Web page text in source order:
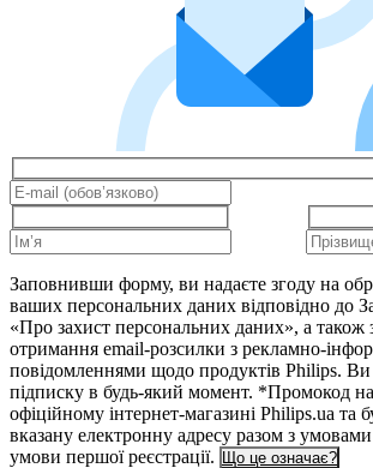
Заповнивши форму, ви надаєте згоду на
ваших персональних даних відповідно до
«Про захист персональних даних», а також
отримання email-розсилки з рекламно-
повідомленнями щодо продуктів Philips. Ви
підписку в будь-який момент. *Промокод
офіційному інтернет-магазині Philips.ua та
вказану електронну адресу разом з
умови першої реєстрації.
Що це означає?